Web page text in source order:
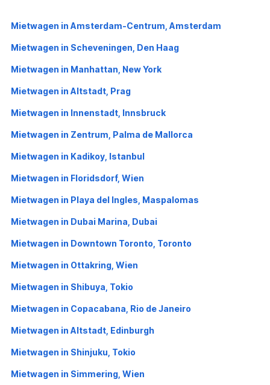
Mietwagen in Amsterdam-Centrum, Amsterdam
Mietwagen in Scheveningen, Den Haag
Mietwagen in Manhattan, New York
Mietwagen in Altstadt, Prag
Mietwagen in Innenstadt, Innsbruck
Mietwagen in Zentrum, Palma de Mallorca
Mietwagen in Kadikoy, Istanbul
Mietwagen in Floridsdorf, Wien
Mietwagen in Playa del Ingles, Maspalomas
Mietwagen in Dubai Marina, Dubai
Mietwagen in Downtown Toronto, Toronto
Mietwagen in Ottakring, Wien
Mietwagen in Shibuya, Tokio
Mietwagen in Copacabana, Rio de Janeiro
Mietwagen in Altstadt, Edinburgh
Mietwagen in Shinjuku, Tokio
Mietwagen in Simmering, Wien